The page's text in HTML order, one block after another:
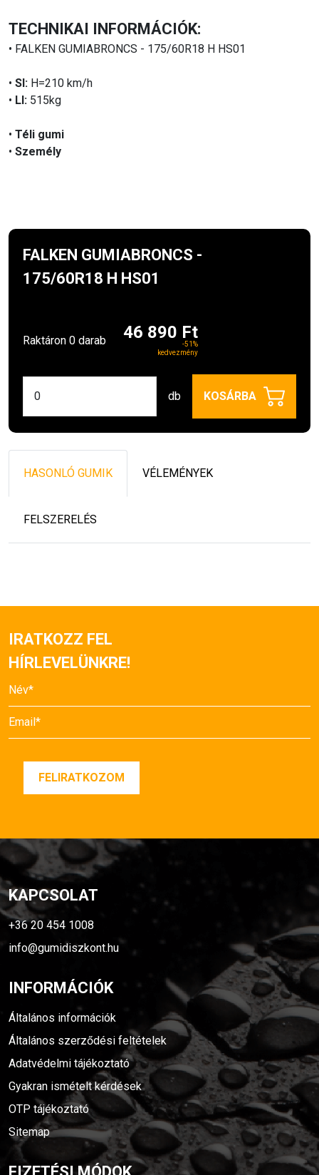
TECHNIKAI INFORMÁCIÓK:
• FALKEN GUMIABRONCS - 175/60R18 H HS01
• SI: H=210 km/h
• LI: 515kg
• Téli gumi
• Személy
FALKEN GUMIABRONCS -
175/60R18 H HS01
Raktáron 0 darab 46 890 Ft
-51%
kedvezmény
db KOSÁRBA
HASONLÓ GUMIK VÉLEMÉNYEK
FELSZERELÉS
IRATKOZZ FEL
HÍRLEVELÜNKRE!
KAPCSOLAT
+36 20 454 1008
info@gumidiszkont.hu
INFORMÁCIÓK
Általános információk
Általános szerződési feltételek
Adatvédelmi tájékoztató
Gyakran ismételt kérdések
OTP tájékoztató
Sitemap